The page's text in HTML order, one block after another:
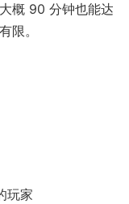
概 90 分钟也能达
限。
玩家